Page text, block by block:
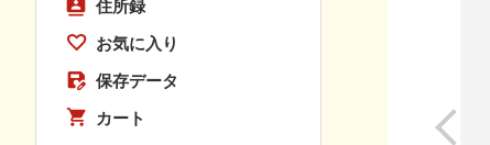
住所録
お気に入り
保存データ
カート